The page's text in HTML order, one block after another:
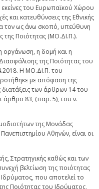
εκείνες του Ευρωπαϊκού Χώρου
και κατευθύνσεις της Εθνικής
τον ως άνω σκοπό, υπεύθυνη
της Ποιότητας (ΜΟ.ΔΙ.Π.).
οργάνωση, η δομή και η
της Ποιότητας του
Η ΜΟ.ΔΙ.Π. του
με απόφαση της
των άρθρων 14 του
άρθρο 83, (παρ. 5), του ν.
της Μονάδας
Αθηνών, είναι οι
Στρατηγικής καθώς και των
βελτίωση της ποιότητας
που αποτελεί το
Ποιότητας του Ιδρύματος,